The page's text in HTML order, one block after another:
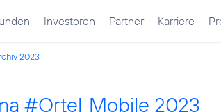
Investoren Partner Karriere
2023
#Ortel_Mobile 2023